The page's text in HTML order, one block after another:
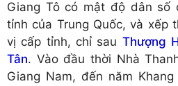
Giang Tô có mật độ dân số
tỉnh của Trung Quốc, và xếp
vị cấp tỉnh, chỉ sau Thượng
Tân. Vào đầu thời Nhà
Giang Nam, đến năm